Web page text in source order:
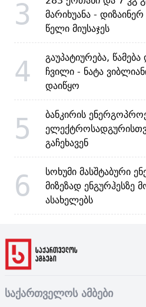
3
მარიხუანა -
წელი მიუსაჯეს
4
გაუპატიურება,
ჩვილი - ნატა
დაიწყო
5
ბანკირის
გაჩეხავენ
6
სოხუმი მასშტაბური
მიზეზად ენგურჰესზე
ასახელებს
საქართველოს ამბები